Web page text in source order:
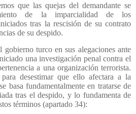
que las quejas del demandante se
de la imparcialidad de los
tras la rescisión de su contrato
de su despido.
turco en sus alegaciones ante
una investigación penal contra el
a una organización terrorista.
desestimar que ello afectara a la
basa fundamentalmente en tratarse de
tras el despido, y lo fundamenta de
términos (apartado 34):